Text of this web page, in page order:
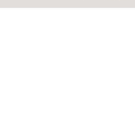
ЕВРОПА